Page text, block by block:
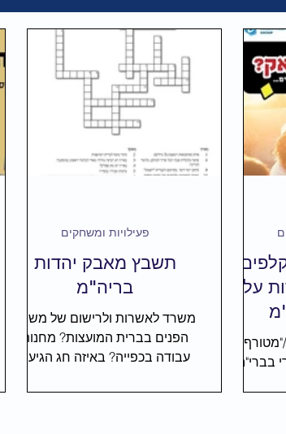
החיים מאחורי מסך הברזל
הכי פופולרי חקר עצמי
על
בברי"המ.
תשבץ מאבק יהדות
בריה"מ
משרד לאשרות ולרישום של משרד
הפנים בברית המועצות? מחנות
עבודה בכפייה? באיזה חג הגיעה
במוסקבה?
פעילויות ומשחקים